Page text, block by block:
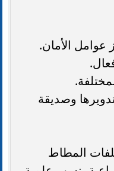
عوامل الأمان.
وصديقة
المطاط